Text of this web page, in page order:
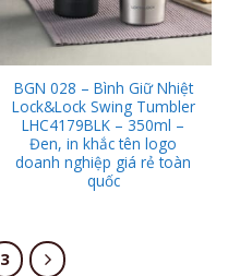
BGN 028 – Bình Giữ Nhiệt
Lock&Lock Swing Tumbler
LHC4179BLK – 350ml –
Đen, in khắc tên logo
doanh nghiệp giá rẻ toàn
quốc
3